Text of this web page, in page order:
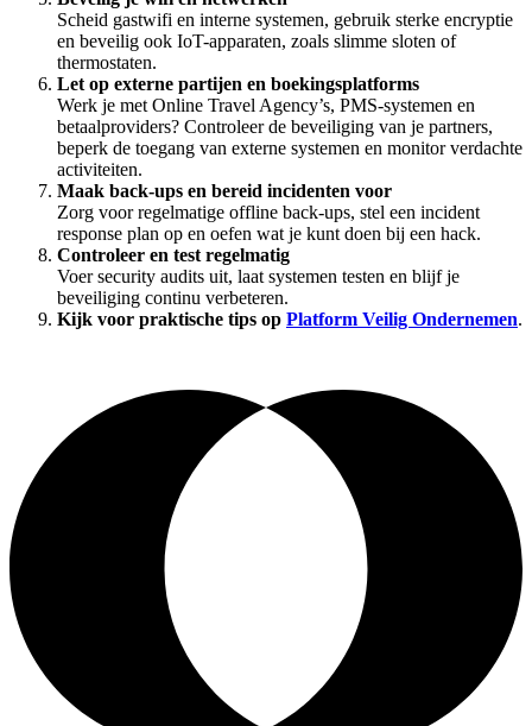
Scheid gastwifi en interne systemen, gebruik sterke encryptie
en beveilig ook IoT-apparaten, zoals slimme sloten of
thermostaten.
Let op externe partijen en boekingsplatforms
Werk je met Online Travel Agency’s, PMS-systemen en
betaalproviders? Controleer de beveiliging van je partners,
beperk de toegang van externe systemen en monitor verdachte
activiteiten.
Maak back-ups en bereid incidenten voor
Zorg voor regelmatige offline back-ups, stel een incident
response plan op en oefen wat je kunt doen bij een hack.
Controleer en test regelmatig
Voer security audits uit, laat systemen testen en blijf je
beveiliging continu verbeteren.
Kijk voor praktische tips op Platform Veilig Ondernemen.